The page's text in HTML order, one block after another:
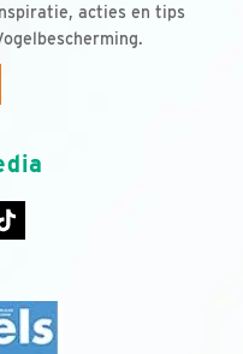
acties en tips